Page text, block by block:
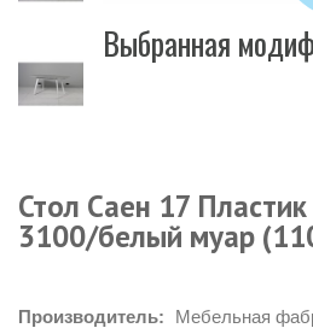
Выбранная
Стол Саен 17
3100/белый муар
Производитель: Мебельная